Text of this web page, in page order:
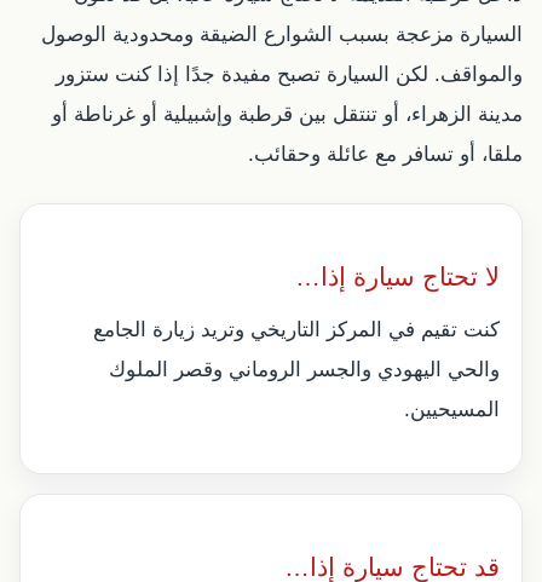
السيارة مزعجة بسبب الشوارع الضيقة ومحدودية الوصول
والمواقف. لكن السيارة تصبح مفيدة جدًا إذا كنت ستزور
مدينة الزهراء، أو تنتقل بين قرطبة وإشبيلية أو غرناطة أو
ملقا، أو تسافر مع عائلة وحقائب.
لا تحتاج سيارة إذا…
كنت تقيم في المركز التاريخي وتريد زيارة الجامع
والحي اليهودي والجسر الروماني وقصر الملوك
المسيحيين.
قد تحتاج سيارة إذا…